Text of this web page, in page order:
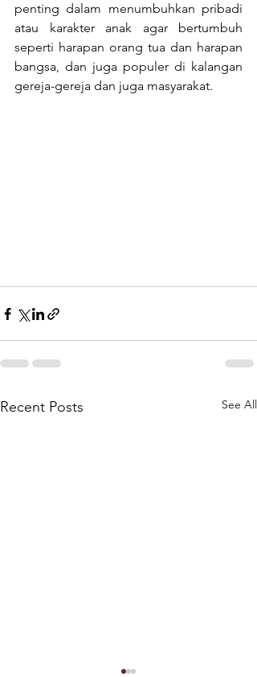
penting dalam menumbuhkan pribadi
atau karakter anak agar bertumbuh
seperti harapan orang tua dan harapan
bangsa, dan juga populer di kalangan
gereja-gereja dan juga masyarakat.
Recent Posts See All